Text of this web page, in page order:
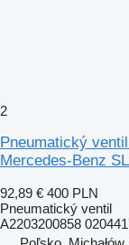
2
Pneumatický
Mercedes-Benz
92,89 € 400 PLN
Pneumatický ventil
A2203200858